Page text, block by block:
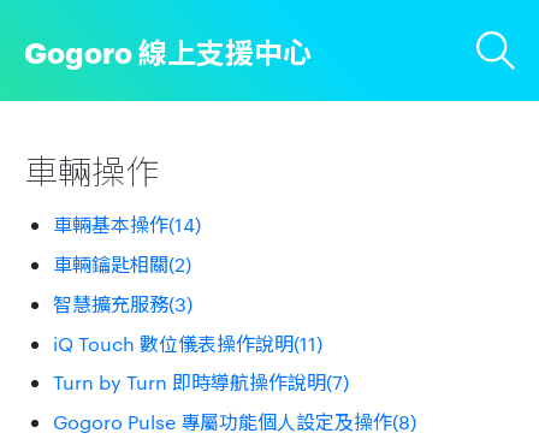
Gogoro 線上支援中心
車輛操作
車輛基本操作(14)
車輛鑰匙相關(2)
智慧擴充服務(3)
iQ Touch 數位儀表操作說明(11)
Turn by Turn 即時導航操作說明(7)
Gogoro Pulse 專屬功能個人設定及操作(8)